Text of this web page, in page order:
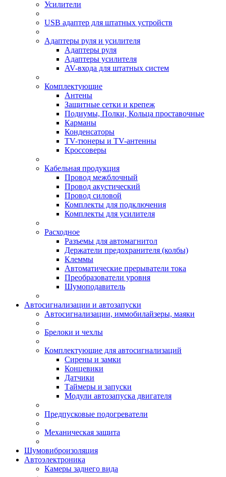
Усилители
USB адаптер для штатных устройств
Адаптеры руля и усилителя
Адаптеры руля
Адаптеры усилителя
AV-входа для штатных систем
Комплектующие
Антены
Защитные сетки и крепеж
Подиумы, Полки, Кольца проставочные
Карманы
Конденсаторы
TV-тюнеры и TV-антенны
Кроссоверы
Кабельная продукция
Провод межблочный
Провод акустический
Провод силовой
Комплекты для подключения
Комплекты для усилителя
Расходное
Разъемы для автомагнитол
Держатели предохранителя (колбы)
Клеммы
Автоматические прерыватели тока
Преобразователи уровня
Шумоподавитель
Автосигнализации и автозапуски
Автосигнализации, иммобилайзеры, маяки
Брелоки и чехлы
Комплектующие для автосигнализаций
Сирены и замки
Концевики
Датчики
Таймеры и запуски
Модули автозапуска двигателя
Предпусковые подогреватели
Механическая защита
Шумовиброизоляция
Автоэлектроника
Камеры заднего вида